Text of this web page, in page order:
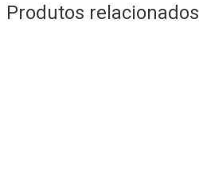
Produtos relacionados